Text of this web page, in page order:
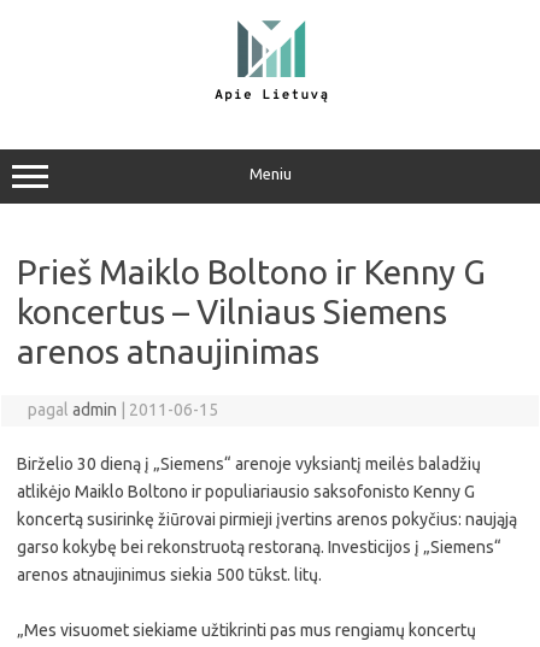
Meniu
Prieš Maiklo Boltono ir Kenny G
koncertus – Vilniaus Siemens
arenos atnaujinimas
pagal admin 2011-06-15
Birželio 30 dieną į „Siemens“ arenoje vyksiantį meilės baladžių
atlikėjo Maiklo Boltono ir populiariausio saksofonisto Kenny G
koncertą susirinkę žiūrovai pirmieji įvertins arenos pokyčius: naująją
garso kokybę bei rekonstruotą restoraną. Investicijos į „Siemens“
arenos atnaujinimus siekia 500 tūkst. litų.
„Mes visuomet siekiame užtikrinti pas mus rengiamų koncertų